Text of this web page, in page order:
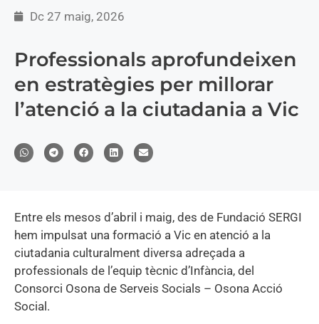
Dc 27 maig, 2026
Professionals aprofundeixen
en estratègies per millorar
l’atenció a la ciutadania a Vic
Entre els mesos d’abril i maig, des de Fundació SERGI
hem impulsat una formació a Vic en atenció a la
ciutadania culturalment diversa adreçada a
professionals de l’equip tècnic d’Infància, del
Consorci Osona de Serveis Socials – Osona Acció
Social.